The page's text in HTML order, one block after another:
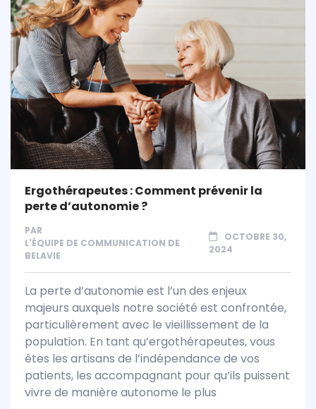
Ergothérapeutes : Comment prévenir la
perte d’autonomie ?
PAR
L'ÉQUIPE DE COMMUNICATION DE
BELAVIE
OCTOBRE 30,
2024
La perte d’autonomie est l’un des enjeux
majeurs auxquels notre société est confrontée,
particulièrement avec le vieillissement de la
population. En tant qu’ergothérapeutes, vous
êtes les artisans de l’indépendance de vos
patients, les accompagnant pour qu’ils puissent
vivre de manière autonome le plus